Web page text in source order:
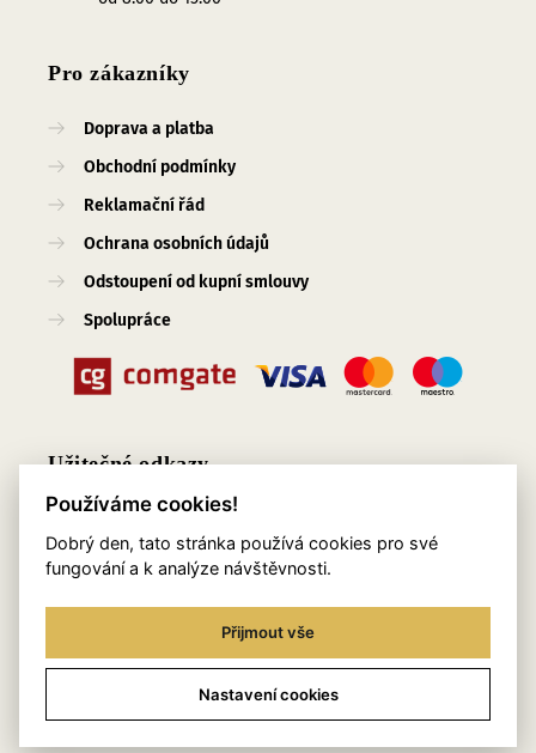
Pro zákazníky
Doprava a platba
Obchodní podmínky
Reklamační řád
Ochrana osobních údajů
Odstoupení od kupní smlouvy
Spolupráce
Užitečné odkazy
O nás
Blog
Věrnostní program
Používáme cookies!
Dobrý den, tato stránka používá cookies pro své
fungování a k analýze návštěvnosti.
Přijmout vše
Nastavení cookies